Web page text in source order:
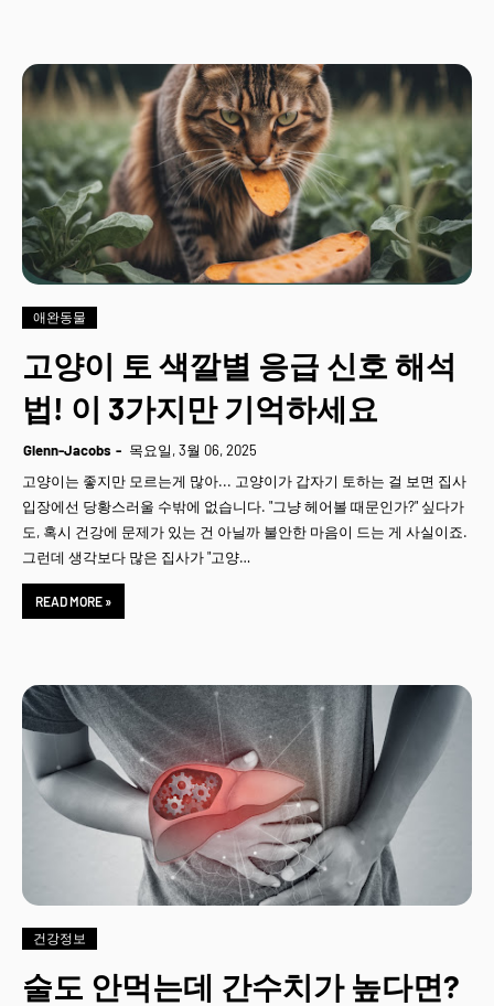
애완동물
고양이 토 색깔별 응급 신호 해석
법! 이 3가지만 기억하세요
Glenn-Jacobs
목요일, 3월 06, 2025
고양이는 좋지만 모르는게 많아... 고양이가 갑자기 토하는 걸 보면 집사
입장에선 당황스러울 수밖에 없습니다. "그냥 헤어볼 때문인가?" 싶다가
도, 혹시 건강에 문제가 있는 건 아닐까 불안한 마음이 드는 게 사실이죠.
그런데 생각보다 많은 집사가 "고양…
READ MORE »
건강정보
술도 안먹는데 간수치가 높다면?